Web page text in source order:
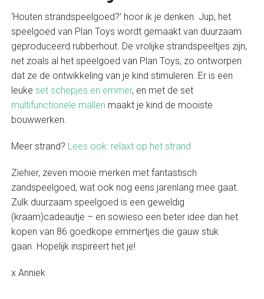
‘Houten strandspeelgoed?’ hoor ik je denken. Jup, het
speelgoed van Plan Toys wordt gemaakt van duurzaam
geproduceerd rubberhout. De vrolijke strandspeeltjes zijn,
net zoals al het speelgoed van Plan Toys, zo ontworpen
dat ze de ontwikkeling van je kind stimuleren. Er is een
leuke set schepjes en emmer, en met de set
multifunctionele mallen maakt je kind de mooiste
bouwwerken.
Meer strand? Lees ook: relaxt op het strand
Ziehier, zeven mooie merken met fantastisch
zandspeelgoed, wat ook nog eens jarenlang mee gaat.
Zulk duurzaam speelgoed is een geweldig
(kraam)cadeautje – en sowieso een beter idee dan het
kopen van 86 goedkope emmertjes die gauw stuk
gaan. Hopelijk inspireert het je!
x Anniek